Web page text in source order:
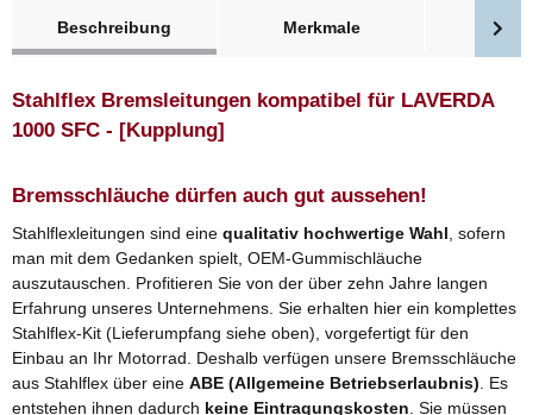
Beschreibung
Merkmale
Stahlflex Bremsleitungen kompatibel für LAVERDA
1000 SFC - [Kupplung]
Bremsschläuche dürfen auch gut aussehen!
Stahlflexleitungen sind eine qualitativ hochwertige Wahl , sofern
man mit dem Gedanken spielt, OEM-Gummischläuche
auszutauschen. Profitieren Sie von der über zehn Jahre langen
Erfahrung unseres Unternehmens. Sie erhalten hier ein komplettes
Stahlflex-Kit (Lieferumpfang siehe oben), vorgefertigt für den
Einbau an Ihr Motorrad. Deshalb verfügen unsere Bremsschläuche
aus Stahlflex über eine ABE (Allgemeine Betriebserlaubnis) . Es
entstehen ihnen dadurch keine Eintragungskosten . Sie müssen